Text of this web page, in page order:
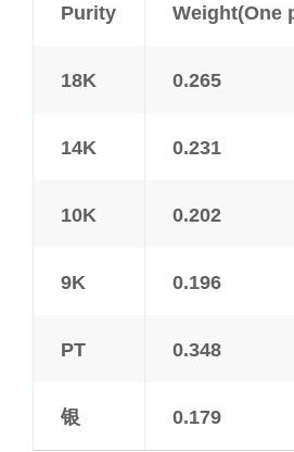
Purity
Weight(One
18K 0.265
14K 0.231
10K 0.202
9K 0.196
PT 0.348
银 0.179